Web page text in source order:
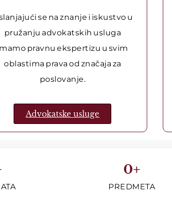
se na znanje i iskustvo u
pružanju advokatskih usluga
pravnu ekspertizu u svim
oblastima prava od značaja za
poslovanje.
Advokatske usluge
PREDMETA
0+